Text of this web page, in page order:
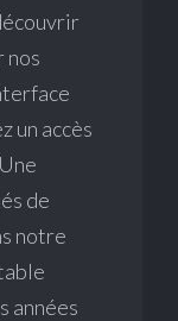
nos
un accès
de
notre
années